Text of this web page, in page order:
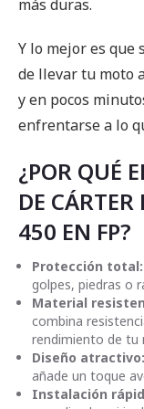
más duras.
Y lo mejor es que
de llevar tu moto
y en pocos
enfrentarse a lo
¿POR QUÉ
DE
450 EN FP?
Protección total:
golpes, piedras o
Material
combina
rendimiento de tu
Diseño atractivo:
añade un toque
Instalación